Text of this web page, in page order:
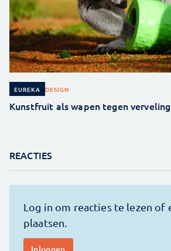
EUREKA DESIGN
Kunstfruit als wapen tegen verveling
REACTIES